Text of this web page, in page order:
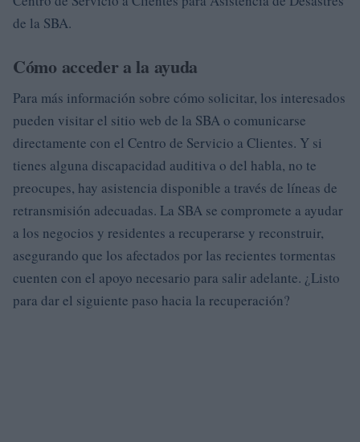
de la SBA.
Cómo acceder a la ayuda
Para más información sobre cómo solicitar, los interesados
pueden visitar el sitio web de la SBA o comunicarse
directamente con el Centro de Servicio a Clientes. Y si
tienes alguna discapacidad auditiva o del habla, no te
preocupes, hay asistencia disponible a través de líneas de
retransmisión adecuadas. La SBA se compromete a ayudar
a los negocios y residentes a recuperarse y reconstruir,
asegurando que los afectados por las recientes tormentas
cuenten con el apoyo necesario para salir adelante. ¿Listo
para dar el siguiente paso hacia la recuperación?